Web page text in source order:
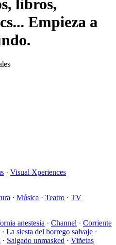
libros,
Empieza a
· Visual Xperiences
· Música · Teatro · TV
anestesia · Channel · Corriente
· La siesta del borrego salvaje ·
· Salgado unmasked · Viñetas